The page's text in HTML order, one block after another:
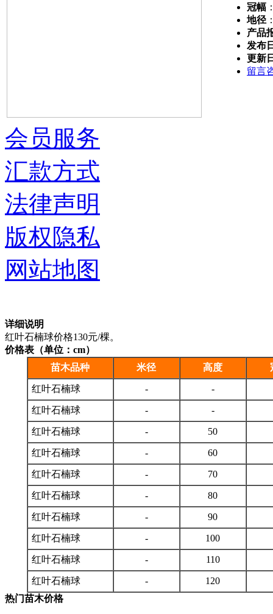
冠幅
地径
产品
发布
更新
留言
详细说明
红叶石楠球价格130元/棵。
价格表（单位：cm）
苗木品种
米径 高度
红叶石楠球 - -
红叶石楠球 - -
红叶石楠球 - 50
红叶石楠球 - 60
红叶石楠球 - 70
红叶石楠球 - 80
红叶石楠球 - 90
红叶石楠球 - 100
红叶石楠球 - 110
红叶石楠球 - 120
热门苗木价格
会员服务
汇款方式
法律声明
版权隐私
网站地图